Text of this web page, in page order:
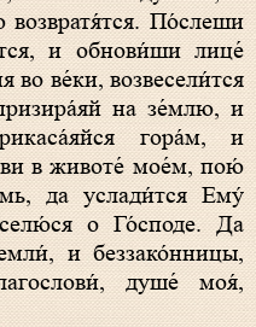
возвратя́тся. По́слеши
и обнови́ши лице́
во ве́ки, возвесели́тся
на зе́млю, и
гора́м, и
в животе́ мое́м, пою́
да услади́тся Ему́
о Го́споде. Да
и беззако́нницы,
душе́ моя́,